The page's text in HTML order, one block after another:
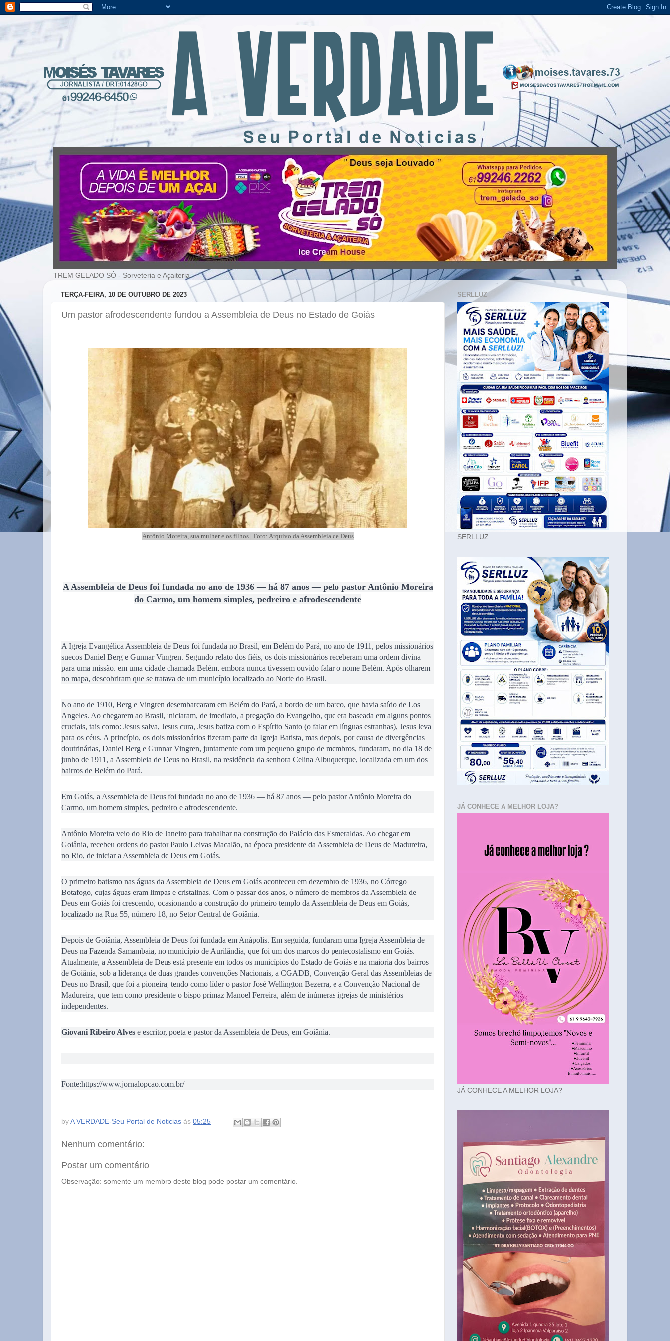
TREM GELADO SÔ - Sorveteria e Açaiteria
TERÇA-FEIRA, 10 DE OUTUBRO DE 2023
Um pastor afrodescendente fundou a Assembleia de Deus no Estado de Goiás
Antônio Moreira, sua mulher e os filhos | Foto: Arquivo da Assembleia de Deus
A Assembleia de Deus foi fundada no ano de 1936 — há 87 anos — pelo pastor Antônio Moreira
do Carmo, um homem simples, pedreiro e afrodescendente
A Igreja Evangélica Assembleia de Deus foi fundada no Brasil, em Belém do Pará, no ano de 1911, pelos missionários
suecos Daniel Berg e Gunnar Vingren. Segundo relato dos fiéis, os dois missionários receberam uma ordem divina
para uma missão, em uma cidade chamada Belém, embora nunca tivessem ouvido falar o nome Belém. Após olharem
no mapa, descobriram que se tratava de um município localizado ao Norte do Brasil.
No ano de 1910, Berg e Vingren desembarcaram em Belém do Pará, a bordo de um barco, que havia saído de Los
Angeles. Ao chegarem ao Brasil, iniciaram, de imediato, a pregação do Evangelho, que era baseada em alguns pontos
cruciais, tais como: Jesus salva, Jesus cura, Jesus batiza com o Espírito Santo (o falar em línguas estranhas), Jesus leva
para os céus. A princípio, os dois missionários fizeram parte da Igreja Batista, mas depois, por causa de divergências
doutrinárias, Daniel Berg e Gunnar Vingren, juntamente com um pequeno grupo de membros, fundaram, no dia 18 de
junho de 1911, a Assembleia de Deus no Brasil, na residência da senhora Celina Albuquerque, localizada em um dos
bairros de Belém do Pará.
Em Goiás, a Assembleia de Deus foi fundada no ano de 1936 — há 87 anos — pelo pastor Antônio Moreira do
Carmo, um homem simples, pedreiro e afrodescendente.
Antônio Moreira veio do Rio de Janeiro para trabalhar na construção do Palácio das Esmeraldas. Ao chegar em
Goiânia, recebeu ordens do pastor Paulo Leivas Macalão, na época presidente da Assembleia de Deus de Madureira,
no Rio, de iniciar a Assembleia de Deus em Goiás.
O primeiro batismo nas águas da Assembleia de Deus em Goiás aconteceu em dezembro de 1936, no Córrego
Botafogo, cujas águas eram limpas e cristalinas. Com o passar dos anos, o número de membros da Assembleia de
Deus em Goiás foi crescendo, ocasionando a construção do primeiro templo da Assembleia de Deus em Goiás,
localizado na Rua 55, número 18, no Setor Central de Goiânia.
Depois de Goiânia, Assembleia de Deus foi fundada em Anápolis. Em seguida, fundaram uma Igreja Assembleia de
Deus na Fazenda Samambaia, no município de Aurilândia, que foi um dos marcos do pentecostalismo em Goiás.
Atualmente, a Assembleia de Deus está presente em todos os municípios do Estado de Goiás e na maioria dos bairros
de Goiânia, sob a liderança de duas grandes convenções Nacionais, a CGADB, Convenção Geral das Assembleias de
Deus no Brasil, que foi a pioneira, tendo como líder o pastor José Wellington Bezerra, e a Convenção Nacional de
Madureira, que tem como presidente o bispo primaz Manoel Ferreira, além de inúmeras igrejas de ministérios
independentes.
Giovani Ribeiro Alves e escritor, poeta e pastor da Assembleia de Deus, em Goiânia.
Fonte:https://www.jornalopcao.com.br/
by A VERDADE-Seu Portal de Noticias às 05:25
Nenhum comentário:
Postar um comentário
Observação: somente um membro deste blog pode postar um comentário.
SERLLUZ
SERLLUZ
JÁ CONHECE A MELHOR LOJA?
JÁ CONHECE A MELHOR LOJA?